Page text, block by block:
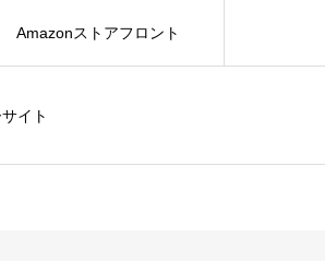
イト
Amazonストアフロント